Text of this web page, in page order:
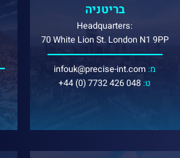
בריטניה
Headquarters:
70 White Lion St. London N1 9PP
infouk@precise-int.com :מ
+44 (0) 7732 426 048 :ט